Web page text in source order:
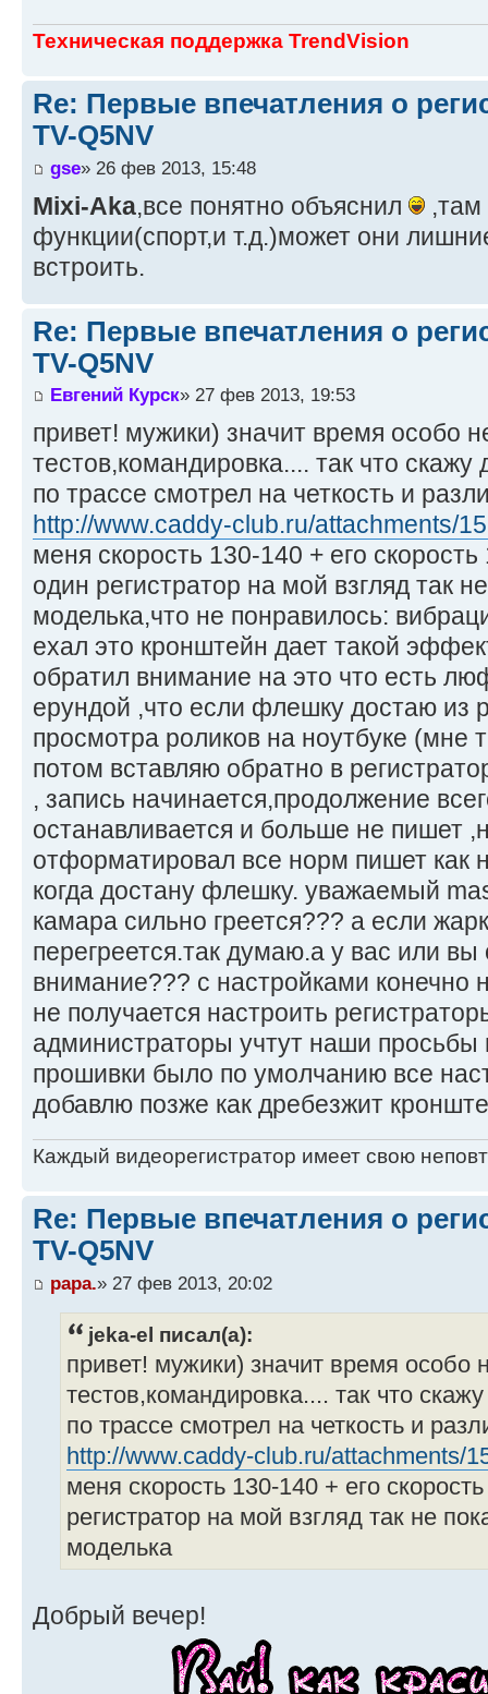
Техническая поддержка TrendVision
Re: Первые впечатления о
TV-Q5NV
gse» 26 фев 2013, 15:48
Mixi-Aka,все понятно объяснил
,там
функции(спорт,и т.д.)может они
встроить.
Re: Первые впечатления о
TV-Q5NV
Евгений Курск» 27 фев 2013, 19:53
привет! мужики) значит время особо
тестов,командировка.... так что
по трассе смотрел на четкость и
http://www.caddy-club.ru/attachments/
меня скорость 130-140 + его
один регистратор на мой взгляд так
моделька,что не понравилось:
ехал это кронштейн дает такой
обратил внимание на это что есть
ерундой ,что если флешку достаю из
просмотра роликов на ноутбуке (мне
потом вставляю обратно в
, запись начинается,продолжение
останавливается и больше не пишет
отформатировал все норм пишет как
когда достану флешку. уважаемый
камара сильно греется??? а если
перегреется.так думаю.а у вас или
внимание??? с настройками конечно
не получается настроить
администраторы учтут наши просьбы
прошивки было по умолчанию все
добавлю позже как дребезжит
Каждый видеорегистратор имеет свою
Re: Первые впечатления о
TV-Q5NV
papa.» 27 фев 2013, 20:02
jeka-el писал(а):
привет! мужики) значит время особо
тестов,командировка.... так что
по трассе смотрел на четкость и
http://www.caddy-club.ru/attachments/
меня скорость 130-140 + его
регистратор на мой взгляд так не
моделька
Добрый вечер!